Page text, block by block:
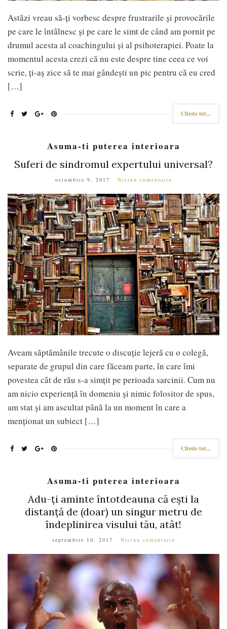
Astăzi vreau să-ți vorbesc despre frustrarile și provocările
pe care le întâlnesc și pe care le simt de când am pornit pe
drumul acesta al coachingului și al psihoterapiei. Poate la
momentul acesta crezi că nu este despre tine ceea ce voi
scrie, ți-aș zice să te mai gândești un pic pentru că eu cred
[…]
Citeste tot...
Asuma-ti puterea interioara
Suferi de sindromul expertului universal?
octombrie 9, 2017 Niciun comentariu
Aveam săptămânile trecute o discuție lejeră cu o colegă,
separate de grupul din care făceam parte, în care îmi
povestea cât de rău s-a simțit pe perioada sarcinii. Cum nu
am nicio experiență în domeniu și nimic folositor de spus,
am stat și am ascultat până la un moment în care a
menționat un subiect […]
Citeste tot...
Asuma-ti puterea interioara
Adu-ți aminte întotdeauna că ești la
distanță de (doar) un singur metru de
îndeplinirea visului tău, atât!
septembrie 10, 2017 Niciun comentariu